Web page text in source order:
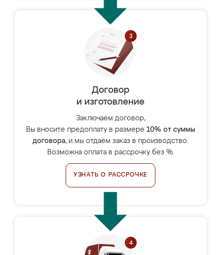
Договор
и изготовление
Заключаем договор,
Вы вносите предоплату в размере 10% от суммы
договора, и мы отдаём заказ в производство.
Возможна оплата в рассрочку без %.
УЗНАТЬ О РАССРОЧКЕ